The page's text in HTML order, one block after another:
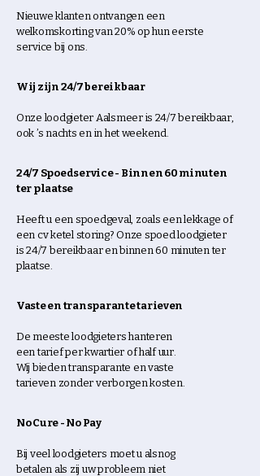
Nieuwe klanten ontvangen een
welkomskorting van 20% op hun eerste
service bij ons.
Wij zijn 24/7 bereikbaar
Onze loodgieter Aalsmeeris 24/7 bereikbaar,
ook ’s nachts en in het weekend.
24/7 Spoedservice - Binnen 60 minuten
ter plaatse
Heeft u een spoedgeval, zoals een lekkage of
een cv ketel storing? Onze spoed loodgieter
is 24/7 bereikbaar en binnen 60 minuten ter
plaatse.
Vaste en transparante tarieven
De meeste loodgieters hanteren
een tarief per kwartier of half uur.
Wij bieden transparante en vaste
tarieven zonder verborgen kosten.
No Cure - No Pay
Bij veel loodgieters moet u alsnog
betalen als zij uw probleem niet